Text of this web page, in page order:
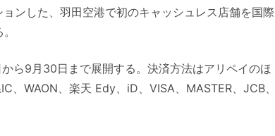
ンした、羽田空港で初のキャッシュレス店舗を国際
ら9月30日まで展開する。決済方法はアリペイのほ
、WAON、楽天 Edy、iD、VISA、MASTER、JCB、